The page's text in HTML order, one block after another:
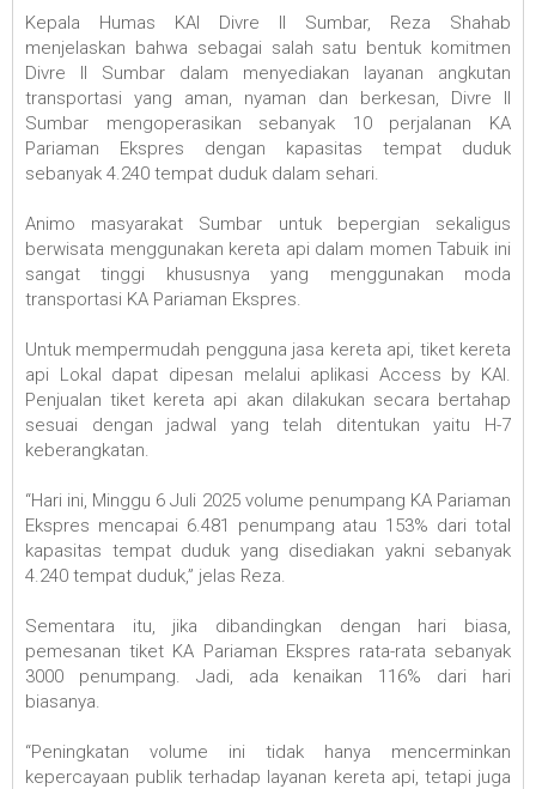
Kepala Humas KAI Divre II Sumbar, Reza Shahab
menjelaskan bahwa sebagai salah satu bentuk komitmen
Divre II Sumbar dalam menyediakan layanan angkutan
transportasi yang aman, nyaman dan berkesan, Divre II
Sumbar mengoperasikan sebanyak 10 perjalanan KA
Pariaman Ekspres dengan kapasitas tempat duduk
sebanyak 4.240 tempat duduk dalam sehari.
Animo masyarakat Sumbar untuk bepergian sekaligus
berwisata menggunakan kereta api dalam momen Tabuik ini
sangat tinggi khususnya yang menggunakan moda
transportasi KA Pariaman Ekspres.
Untuk mempermudah pengguna jasa kereta api, tiket kereta
api Lokal dapat dipesan melalui aplikasi Access by KAI.
Penjualan tiket kereta api akan dilakukan secara bertahap
sesuai dengan jadwal yang telah ditentukan yaitu H-7
keberangkatan.
“Hari ini, Minggu 6 Juli 2025 volume penumpang KA Pariaman
Ekspres mencapai 6.481 penumpang atau 153% dari total
kapasitas tempat duduk yang disediakan yakni sebanyak
4.240 tempat duduk,” jelas Reza.
Sementara itu, jika dibandingkan dengan hari biasa,
pemesanan tiket KA Pariaman Ekspres rata-rata sebanyak
3000 penumpang. Jadi, ada kenaikan 116% dari hari
biasanya.
“Peningkatan volume ini tidak hanya mencerminkan
kepercayaan publik terhadap layanan kereta api, tetapi juga